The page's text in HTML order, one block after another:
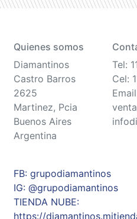
Quienes somos
Diamantinos
Castro Barros
2625
Martinez, Pcia
Buenos Aires
Argentina
Tel:
Cel:
FB: grupodiamantinos
IG: @grupodiamantinos
TIENDA NUBE:
https://